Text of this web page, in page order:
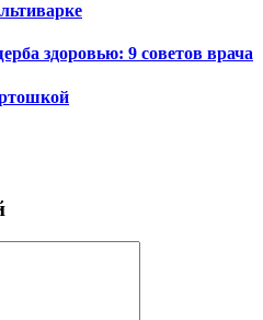
здоровью: 9 советов врача